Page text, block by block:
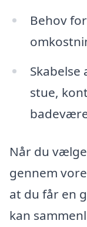
Behov
Skabelse
stue,
Når du
gennem
at du får en
kan